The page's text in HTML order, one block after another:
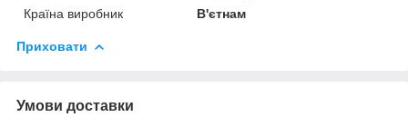
Країна виробник
В'єтнам
Приховати
Умови доставки